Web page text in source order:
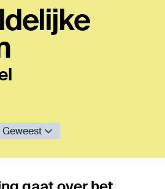
Geweest